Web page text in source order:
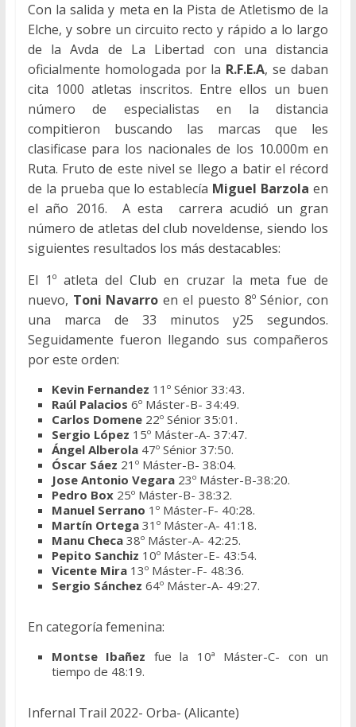
Con la salida y meta en la Pista de Atletismo de la
Elche, y sobre un circuito recto y rápido a lo largo
de la Avda de La Libertad con una distancia
oficialmente homologada por la R.F.E.A, se daban
cita 1000 atletas inscritos. Entre ellos un buen
número de especialistas en la distancia
compitieron buscando las marcas que les
clasificase para los nacionales de los 10.000m en
Ruta. Fruto de este nivel se llego a batir el récord
de la prueba que lo establecía Miguel Barzola en
el año 2016. A esta carrera acudió un gran
número de atletas del club noveldense, siendo los
siguientes resultados los más destacables:
El 1º atleta del Club en cruzar la meta fue de
nuevo, Toni Navarro en el puesto 8º Sénior, con
una marca de 33 minutos y25 segundos.
Seguidamente fueron llegando sus compañeros
por este orden:
Kevin Fernandez 11º Sénior 33:43.
Raúl Palacios 6º Máster-B- 34:49.
Carlos Domene22º Sénior 35:01.
Sergio López 15º Máster-A- 37:47.
Ángel Alberola47º Sénior 37:50.
Óscar Sáez 21º Máster-B- 38:04.
Jose Antonio Vegara23º Máster-B-38:20.
Pedro Box25º Máster-B- 38:32.
Manuel Serrano 1º Máster-F- 40:28.
Martín Ortega31º Máster-A- 41:18.
Manu Checa38º Máster-A- 42:25.
Pepito Sanchiz 10º Máster-E- 43:54.
Vicente Mira13º Máster-F- 48:36.
Sergio Sánchez 64º Máster-A- 49:27.
En categoría femenina:
Montse Ibañez fue la 10ª Máster-C- con un
tiempo de 48:19.
Infernal Trail 2022- Orba- (Alicante)